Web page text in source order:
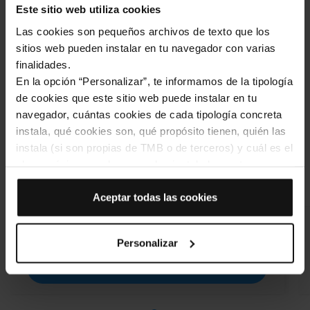
Este sitio web utiliza cookies
Las cookies son pequeños archivos de texto que los
sitios web pueden instalar en tu navegador con varias
finalidades.
En la opción “Personalizar”, te informamos de la tipología
de cookies que este sitio web puede instalar en tu
navegador, cuántas cookies de cada tipología concreta
instala, qué cookies son, qué propósito tienen, quién las
instala (si son propias de TMB o de terceros) y cuál es el
navegador. Si el panel de cookies muestra (0), significa
que no instala ninguna cookie de esta tipología.
Si eliges la opción “Aceptar todas las cookies”, permites
El selector que se encuentra a la derecha de cada
tipología de cookies permite indicar si quieres que se
instalen o no las cookies de esa clase.
Aceptar todas las cookies
Personalizar